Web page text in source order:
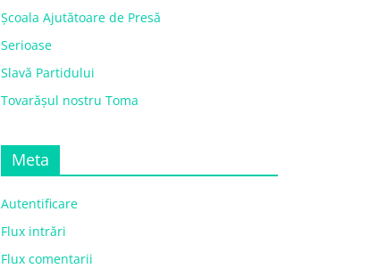
Școala Ajutătoare de Presă
Serioase
Slavă Partidului
Tovarășul nostru Toma
Meta
Autentificare
Flux intrări
Flux comentarii